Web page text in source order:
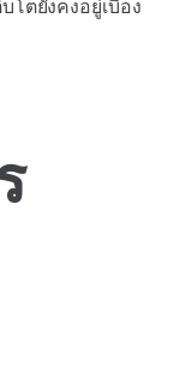
โตยังคงอยู่เบื้อง